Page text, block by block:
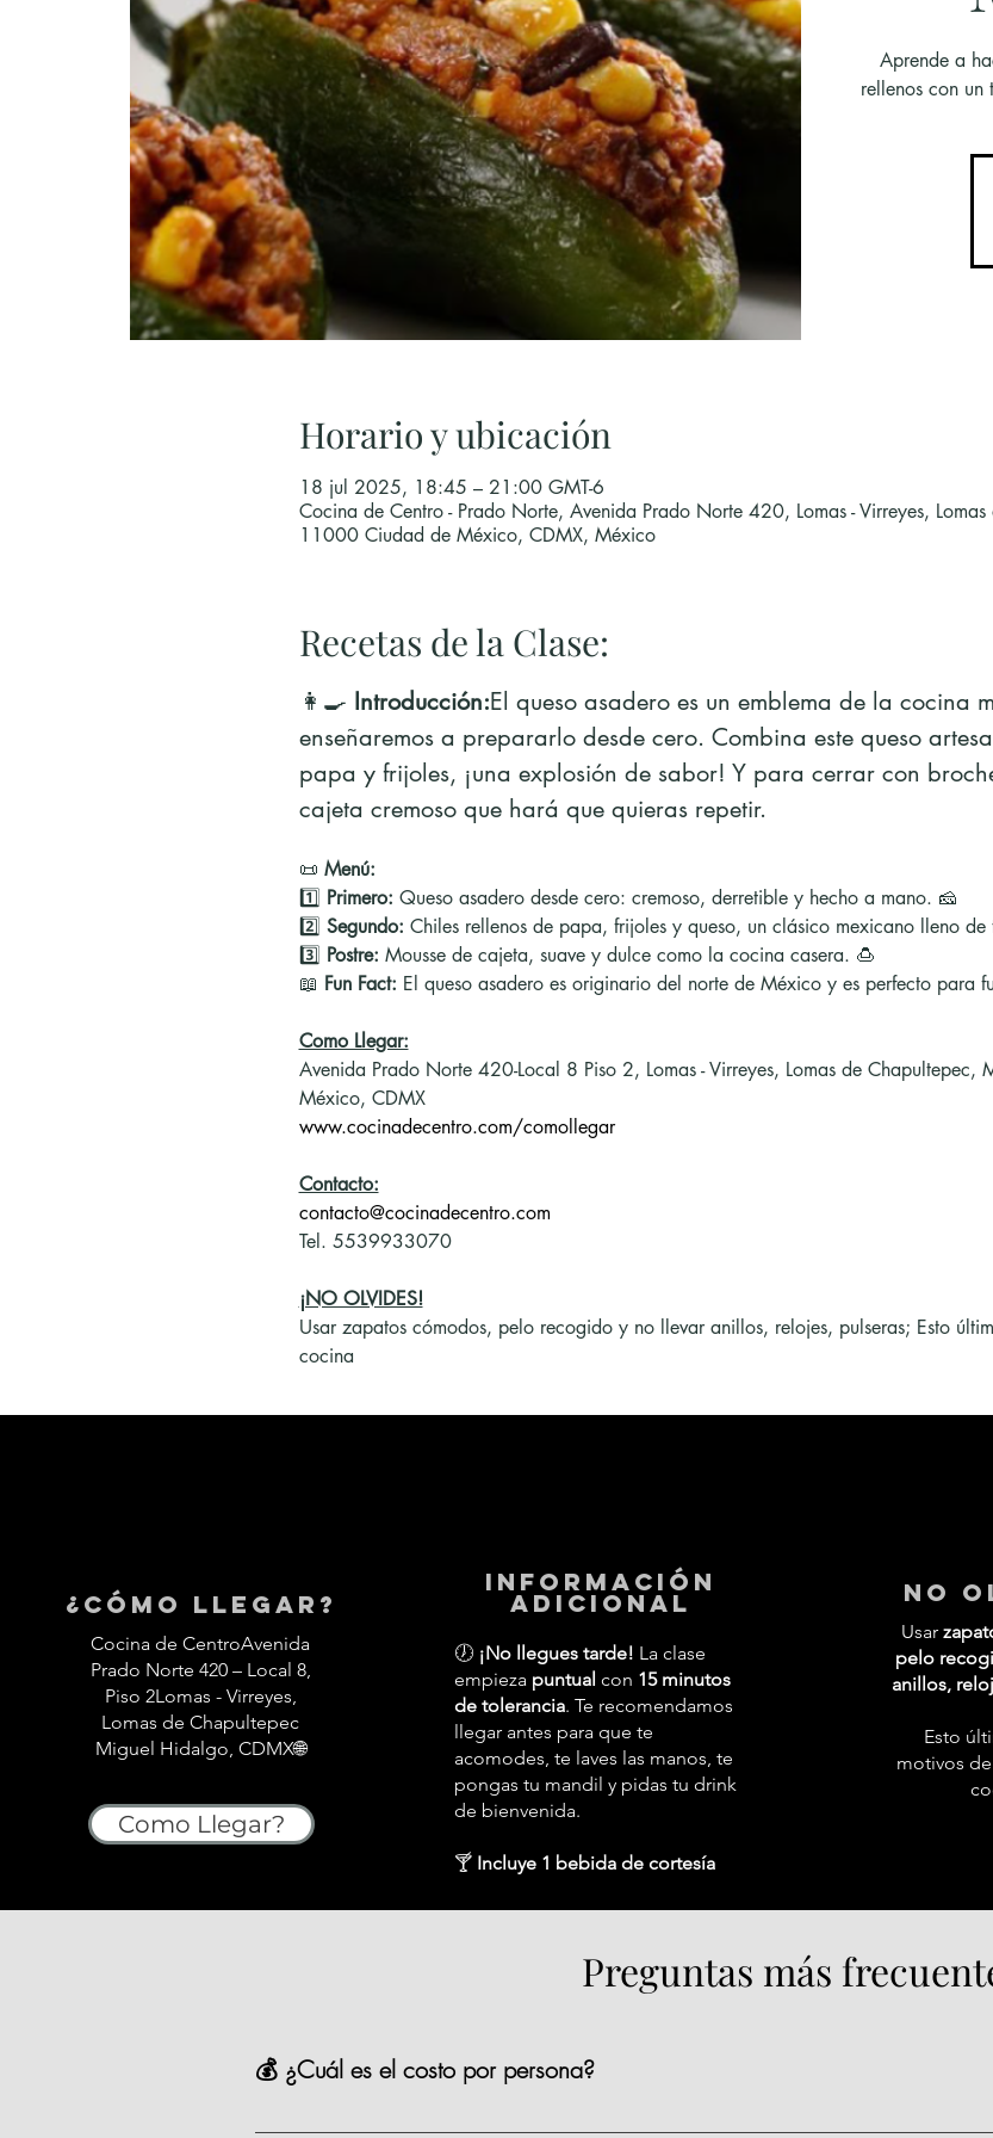
Aprende a
rellenos con
Horario y ubicación
18 jul 2025, 18:45 – 21:00 GMT-6
Cocina de Centro - Prado Norte, Avenida Prado Norte 420, Lomas - Virreyes,
11000 Ciudad de México, CDMX, México
Recetas de la Clase:
👩‍🍳 Introducción:El queso asadero es un emblema de la cocina
enseñaremos a prepararlo desde cero. Combina este queso
papa y frijoles, ¡una explosión de sabor! Y para cerrar con
cajeta cremoso que hará que quieras repetir.
📜 Menú:
1️⃣ Primero: Queso asadero desde cero: cremoso, derretible y hecho a mano. 🧀
2️⃣ Segundo: Chiles rellenos de papa, frijoles y queso, un clásico mexicano lleno
3️⃣ Postre: Mousse de cajeta, suave y dulce como la cocina casera. 🍮
📖 Fun Fact: El queso asadero es originario del norte de México y es perfecto para
Como Llegar:
Avenida Prado Norte 420-Local 8 Piso 2, Lomas - Virreyes, Lomas de
México, CDMX
www.cocinadecentro.com/comollegar
Contacto:
contacto@cocinadecentro.com
Tel. 5539933070
¡NO OLVIDES!
Usar zapatos cómodos, pelo recogido y no llevar anillos, relojes, pulseras; Esto
cocina
¿Cómo llegar?
Cocina de CentroAvenida
Prado Norte 420 – Local 8,
Piso 2Lomas - Virreyes,
Lomas de Chapultepec
Miguel Hidalgo, CDMX🌐
Como Llegar?
información
adicional
🕖¡No llegues tarde! La clase
empieza puntual con 15 minutos
de tolerancia. Te recomendamos
llegar antes para que te
acomodes, te laves las manos, te
pongas tu mandil y pidas tu drink
de bienvenida.
🍸Incluye 1 bebida de cortesía
No
Usar
pelo
anillos,
Esto
motivos
Preguntas más
💰 ¿Cuál es el costo por persona?
La mayoría de nuestras opciones tienen un precio de $1,590 MXN por persona, existen